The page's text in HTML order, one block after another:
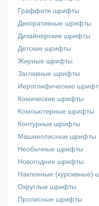
Граффити шрифты
Декоративные шрифты
Дизайнерские шрифты
Детские шрифты
Жирные шрифты
Заглавные шрифты
Иероглифические
Комические шрифты
Компьютерные шрифты
Контурные шрифты
Машинописные шрифты
Необычные шрифты
Новогодние шрифты
Наклонные (курсивные)
Округлые шрифты
Прописные шрифты